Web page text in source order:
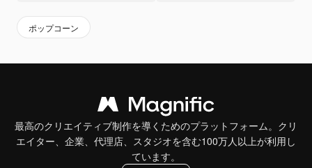
ポップコーン
最高のクリエイティブ制作を導くためのプラットフォーム。クリ
エイター、企業、代理店、スタジオを含む100万人以上が利用し
ています。